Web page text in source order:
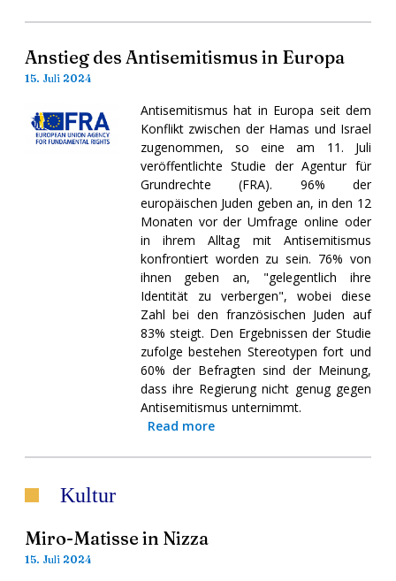
Anstieg des Antisemitismus in Europa
15. Juli 2024
Antisemitismus hat in Europa seit dem
Konflikt zwischen der Hamas und Israel
zugenommen, so eine am 11. Juli
veröffentlichte Studie der Agentur für
Grundrechte (FRA). 96% der
europäischen Juden geben an, in den 12
Monaten vor der Umfrage online oder
in ihrem Alltag mit Antisemitismus
konfrontiert worden zu sein. 76% von
ihnen geben an, "gelegentlich ihre
Identität zu verbergen", wobei diese
Zahl bei den französischen Juden auf
83% steigt. Den Ergebnissen der Studie
zufolge bestehen Stereotypen fort und
60% der Befragten sind der Meinung,
dass ihre Regierung nicht genug gegen
Antisemitismus unternimmt.
Read more
Kultur
Miro-Matisse in Nizza
15. Juli 2024